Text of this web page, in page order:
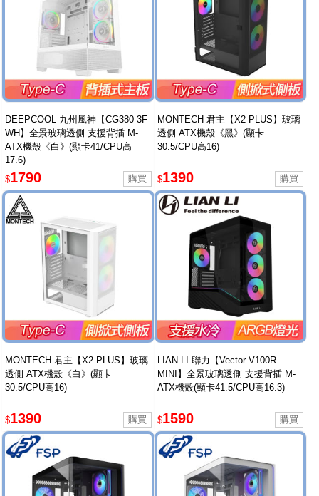
DEEPCOOL 九州風神【CG380 3F
WH】全景玻璃透側 支援背插 M-
ATX機殼《白》(顯卡41/CPU高
17.6)
$1790
MONTECH 君主【X2 PLUS】玻璃
透側 ATX機殼《黑》(顯卡
30.5/CPU高16)
$1390
MONTECH 君主【X2 PLUS】玻璃
透側 ATX機殼《白》(顯卡
30.5/CPU高16)
$1390
LIAN LI 聯力【Vector V100R
MINI】全景玻璃透側 支援背插 M-
ATX機殼(顯卡41.5/CPU高16.3)
$1590